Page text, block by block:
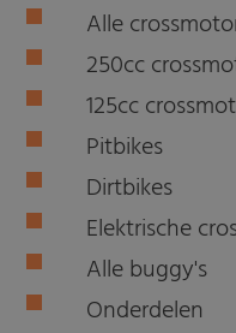
Alle
250cc
125cc
Pitbikes
Dirtbikes
Elektrische
Alle buggy's
Onderdelen